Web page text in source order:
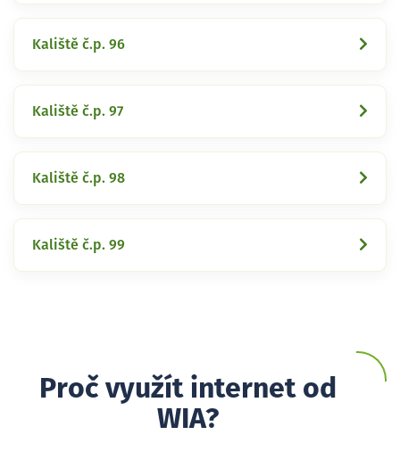
Kaliště č.p. 96
Kaliště č.p. 97
Kaliště č.p. 98
Kaliště č.p. 99
Proč využít internet od
WIA?